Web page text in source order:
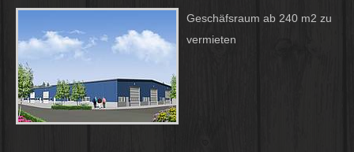
Geschäfsraum ab 240 m2 zu
vermieten